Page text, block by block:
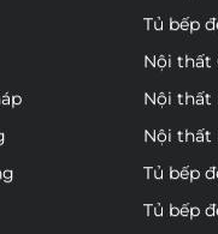
Tủ bếp
Nội thất
Nội thất
Nội thất
Tủ bếp
Tủ bếp